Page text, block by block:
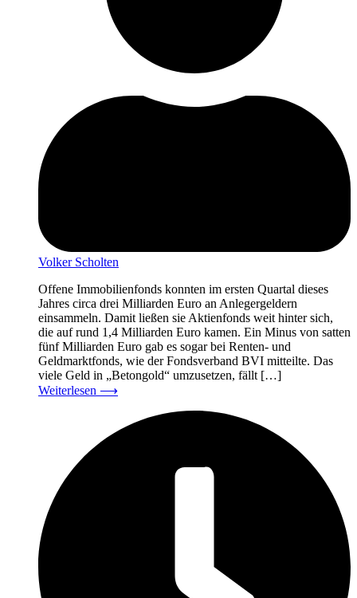
Volker Scholten
Offene Immobilienfonds konnten im ersten Quartal dieses
Jahres circa drei Milliarden Euro an Anlegergeldern
einsammeln. Damit ließen sie Aktienfonds weit hinter sich,
die auf rund 1,4 Milliarden Euro kamen. Ein Minus von satten
fünf Milliarden Euro gab es sogar bei Renten- und
Geldmarktfonds, wie der Fondsverband BVI mitteilte. Das
viele Geld in „Betongold“ umzusetzen, fällt […]
Weiterlesen ⟶